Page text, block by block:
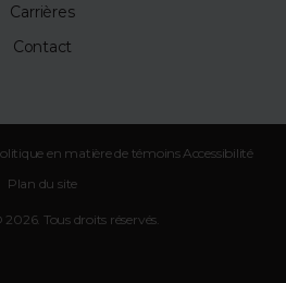
Carrières
Contact
en matière de témoins Accessibilité
Plan du site
Tous droits réservés.